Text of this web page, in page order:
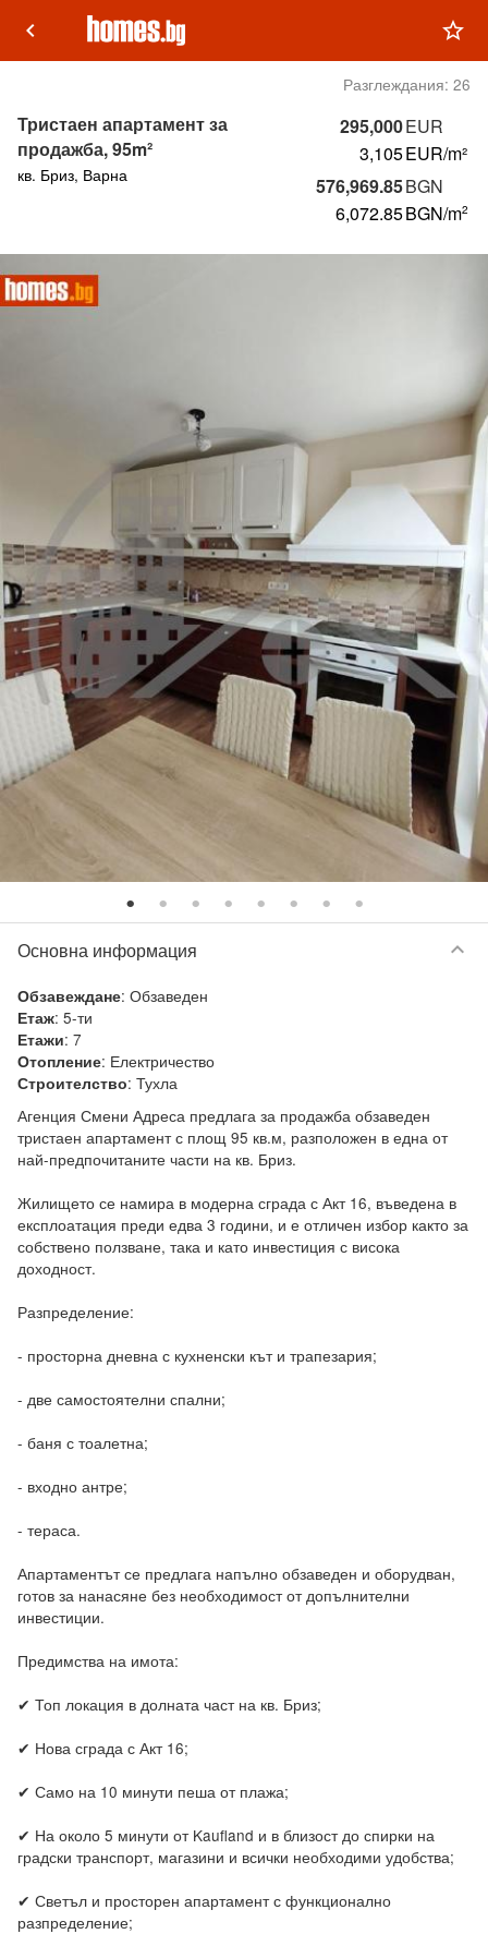
keyboard_arrow_left star_outline
Разглеждания: 26
295,000EUR
3,105EUR/m²
576,969.85BGN
6,072.85BGN/m2
Тристаен апартамент за
продажба, 95m²
кв. Бриз, Варна
Основна информация keyboard_arrow_down
Обзавеждане: Обзаведен
Етаж: 5-ти
Етажи: 7
Отопление: Електричество
Строителство: Тухла
Агенция Смени Адреса предлага за продажба обзаведен
тристаен апартамент с площ 95 кв.м, разположен в една от
най-предпочитаните части на кв. Бриз.
Жилището се намира в модерна сграда с Акт 16, въведена в
експлоатация преди едва 3 години, и е отличен избор както за
собствено ползване, така и като инвестиция с висока
доходност.
Разпределение:
- просторна дневна с кухненски кът и трапезария;
- две самостоятелни спални;
- баня с тоалетна;
- входно антре;
- тераса.
Апартаментът се предлага напълно обзаведен и оборудван,
готов за нанасяне без необходимост от допълнителни
инвестиции.
Предимства на имота:
✔ Топ локация в долната част на кв. Бриз;
✔ Нова сграда с Акт 16;
✔ Само на 10 минути пеша от плажа;
✔ На около 5 минути от Kaufland и в близост до спирки на
градски транспорт, магазини и всички необходими удобства;
✔ Светъл и просторен апартамент с функционално
разпределение;